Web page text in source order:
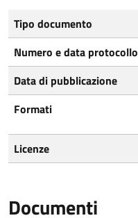
Tipo documento
Numero e data protocollo
Data di pubblicazione
Formati
Licenze
Documenti